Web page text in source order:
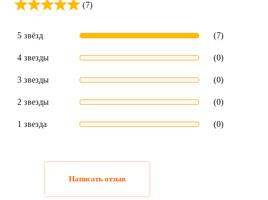
(7)
5 звёзд (7)
4 звезды (0)
3 звезды (0)
2 звезды (0)
1 звезда (0)
Написать отзыв